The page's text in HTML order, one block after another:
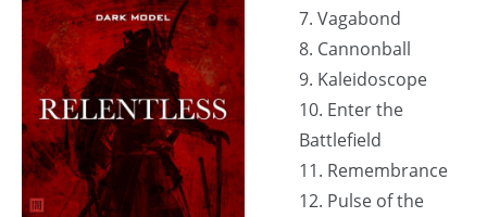
7. Vagabond
8. Cannonball
9. Kaleidoscope
10. Enter the
Battlefield
11. Remembrance
12. Pulse of the